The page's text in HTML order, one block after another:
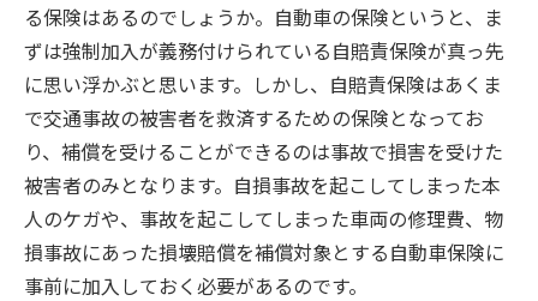
る保険はあるのでしょうか。自動車の保険というと、ま
ずは強制加入が義務付けられている自賠責保険が真っ先
に思い浮かぶと思います。しかし、自賠責保険はあくま
で交通事故の被害者を救済するための保険となってお
り、補償を受けることができるのは事故で損害を受けた
被害者のみとなります。自損事故を起こしてしまった本
人のケガや、事故を起こしてしまった車両の修理費、物
損事故にあった損壊賠償を補償対象とする自動車保険に
事前に加入しておく必要があるのです。